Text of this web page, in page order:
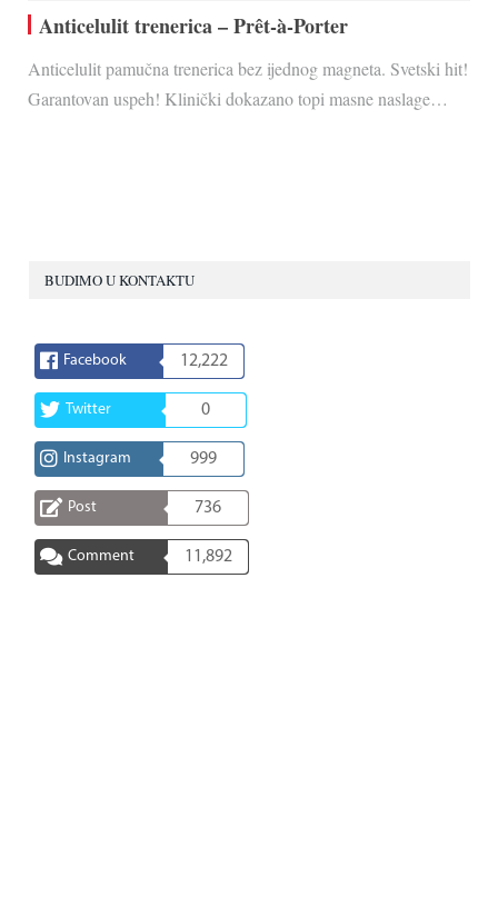
Anticelulit trenerica – Prêt-à-Porter
Anticelulit pamučna trenerica bez ijednog magneta. Svetski hit!
Garantovan uspeh! Klinički dokazano topi masne naslage…
BUDIMO U KONTAKTU
Facebook 12,222
Twitter 0
Instagram 999
Post 736
Comment 11,892